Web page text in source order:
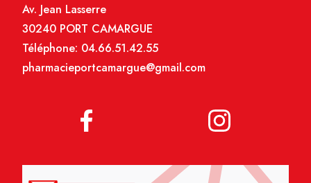
Av. Jean Lasserre
30240 PORT CAMARGUE
Téléphone: 04.66.51.42.55
pharmacieportcamargue@gmail.com